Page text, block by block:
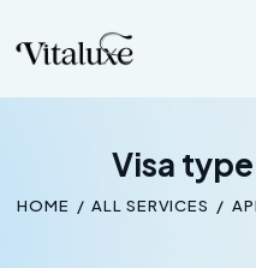
Visa
HOME ALL SERVICES